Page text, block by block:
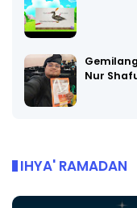
Nur
IHYA' RAMADAN